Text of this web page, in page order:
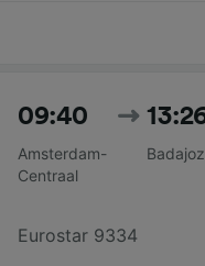
09:40
Amsterdam-
Centraal
Badajoz
Eurostar 9334